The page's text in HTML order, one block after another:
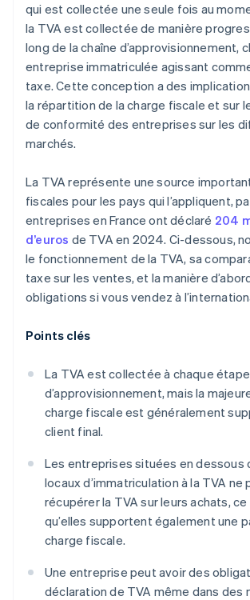
qui est collectée une seule fois au
la TVA est collectée de manière
long de la chaîne d’approvisionnement,
entreprise immatriculée agissant
taxe. Cette conception a des
la répartition de la charge fiscale et sur
de conformité des entreprises sur les
marchés.
La TVA représente une source
fiscales pour les pays qui l’appliquent,
entreprises en France ont déclaré 204
d’euros de TVA en 2024. Ci-dessous,
le fonctionnement de la TVA, sa
taxe sur les ventes, et la manière
obligations si vous vendez à
Points clés
La TVA est collectée à chaque
d’approvisionnement, mais la
charge fiscale est généralement
client final.
Les entreprises situées en dessous
locaux d’immatriculation à la TVA ne
récupérer la TVA sur leurs achats,
qu’elles supportent également une
charge fiscale.
Une entreprise peut avoir des
déclaration de TVA même dans des